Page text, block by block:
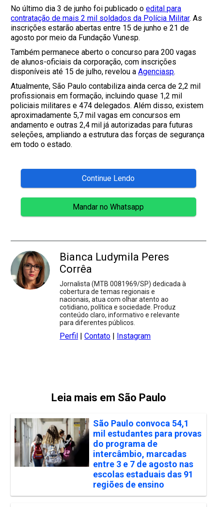
No último dia 3 de junho foi publicado oedital para
contratação de mais 2 mil soldados da Polícia Militar. As
inscrições estarão abertas entre 15 de junho e 21 de
agosto por meio da Fundação Vunesp.
Também permanece aberto o concurso para 200 vagas
de alunos-oficiais da corporação, com inscrições
disponíveis até 15 de julho, revelou aAgenciasp.
Atualmente, São Paulo contabiliza ainda cerca de 2,2 mil
profissionais em formação, incluindo quase 1,2 mil
policiais militares e 474 delegados. Além disso, existem
aproximadamente 5,7 mil vagas em concursos em
andamento e outras 2,4 mil já autorizadas para futuras
seleções, ampliando a estrutura das forças de segurança
em todo o estado.
Continue Lendo
Mandar no Whatsapp
Bianca Ludymila Peres
Corrêa
Jornalista (MTB 0081969/SP) dedicada à
cobertura de temas regionais e
nacionais, atua com olhar atento ao
cotidiano, política e sociedade. Produz
conteúdo claro, informativo e relevante
para diferentes públicos.
Perfil |Contato | Instagram
Leia mais em São Paulo
São Paulo convoca 54,1
mil estudantes para provas
do programa de
intercâmbio, marcadas
entre 3 e 7 de agosto nas
escolas estaduais das 91
regiões de ensino